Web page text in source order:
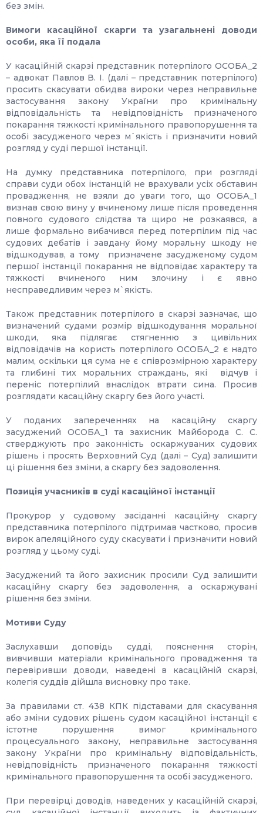
без змін.
Вимоги касаційної скарги та узагальнені доводи
особи, яка її подала
У касаційній скарзі представник потерпілого ОСОБА_2
– адвокат Павлов В. І. (далі – представник потерпілого)
просить скасувати обидва вироки через неправильне
застосування закону України про кримінальну
відповідальність та невідповідність призначеного
покарання тяжкості кримінального правопорушення та
особі засудженого через м`якість і призначити новий
розгляд у суді першої інстанції.
На думку представника потерпілого, при розгляді
справи суди обох інстанцій не врахували усіх обставин
провадження, не взяли до уваги того, що ОСОБА_1
визнав свою вину у вчиненому лише після проведення
повного судового слідства та щиро не розкаявся, а
лише формально вибачився перед потерпілим під час
судових дебатів і завдану йому моральну шкоду не
відшкодував, а тому призначене засудженому судом
першої інстанції покарання не відповідає характеру та
тяжкості вчиненого ним злочину і є явно
несправедливим через м`якість.
Також представник потерпілого в скарзі зазначає, що
визначений судами розмір відшкодування моральної
шкоди, яка підлягає стягненню з цивільних
відповідачів на користь потерпілого ОСОБА_2 є надто
малим, оскільки ця сума не є співрозмірною характеру
та глибині тих моральних страждань, які відчув і
переніс потерпілий внаслідок втрати сина. Просив
розглядати касаційну скаргу без його участі.
У поданих запереченнях на касаційну скаргу
засуджений ОСОБА_1 та захисник Майборода С. С.
стверджують про законність оскаржуваних судових
рішень і просять Верховний Суд (далі – Суд) залишити
ці рішення без зміни, а скаргу без задоволення.
Позиція учасників в суді касаційної інстанції
Прокурор у судовому засіданні касаційну скаргу
представника потерпілого підтримав частково, просив
вирок апеляційного суду скасувати і призначити новий
розгляд у цьому суді.
Засуджений та його захисник просили Суд залишити
касаційну скаргу без задоволення, а оскаржувані
рішення без зміни.
Мотиви Суду
Заслухавши доповідь судді, пояснення сторін,
вивчивши матеріали кримінального провадження та
перевіривши доводи, наведені в касаційній скарзі,
колегія суддів дійшла висновку про таке.
За правилами ст. 438 КПК підставами для скасування
або зміни судових рішень судом касаційної інстанції є
істотне порушення вимог кримінального
процесуального закону, неправильне застосування
закону України про кримінальну відповідальність,
невідповідність призначеного покарання тяжкості
кримінального правопорушення та особі засудженого.
При перевірці доводів, наведених у касаційній скарзі,